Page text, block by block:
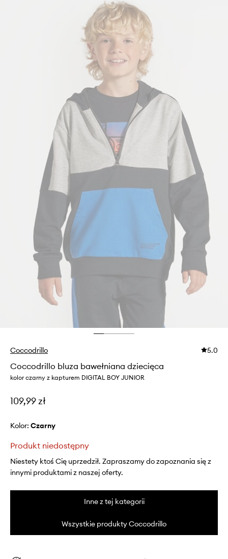
Coccodrillo 5.0
Coccodrillo bluza bawełniana dziecięca
kolor czarny z kapturem DIGITAL BOY JUNIOR
109,99 zł
Kolor: czarny
Produkt niedostępny
Niestety ktoś Cię uprzedził. Zapraszamy do zapoznania się z
innymi produktami z naszej oferty.
Inne z tej kategorii
Wszystkie produkty Coccodrillo